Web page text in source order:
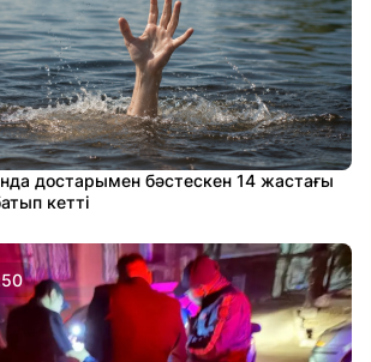
достарымен бәстескен 14 жастағы
кетті